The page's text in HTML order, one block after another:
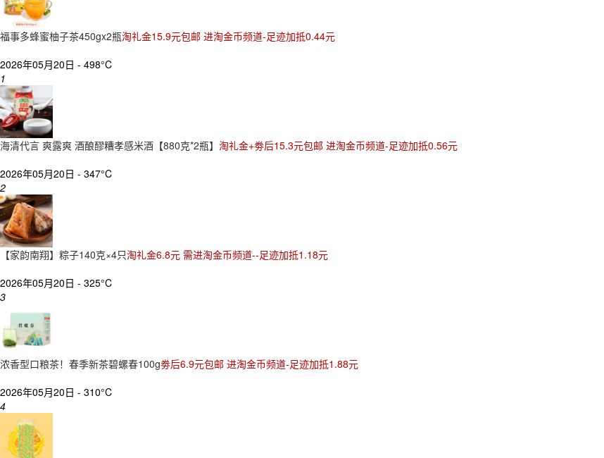
福事多蜂蜜柚子茶450gx2瓶淘礼金15.9元包邮 进淘金币频道-足迹加抵0.44元
2026年05月20日 - 498°C
1
海清代言 爽露爽 酒酿醪糟孝感米酒【880克*2瓶】 淘礼金+劵后15.3元包邮 进淘金币频道-足迹加抵0.56元
2026年05月20日 - 347°C
2
【家韵南翔】粽子140克×4只淘礼金6.8元 需进淘金币频道--足迹加抵1.18元
2026年05月20日 - 325°C
3
浓香型口粮茶！春季新茶碧螺春100g劵后6.9元包邮 进淘金币频道-足迹加抵1.88元
2026年05月20日 - 310°C
4